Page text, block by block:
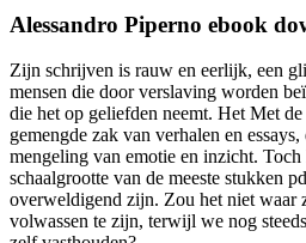
Alessandro Piperno ebook
Zijn schrijven is rauw en eerlijk, een
mensen die door verslaving worden
die het op geliefden neemt. Het Met
gemengde zak van verhalen en
mengeling van emotie en inzicht.
schaalgrootte van de meeste stukken
overweldigend zijn. Zou het niet waar
volwassen te zijn, terwijl we nog